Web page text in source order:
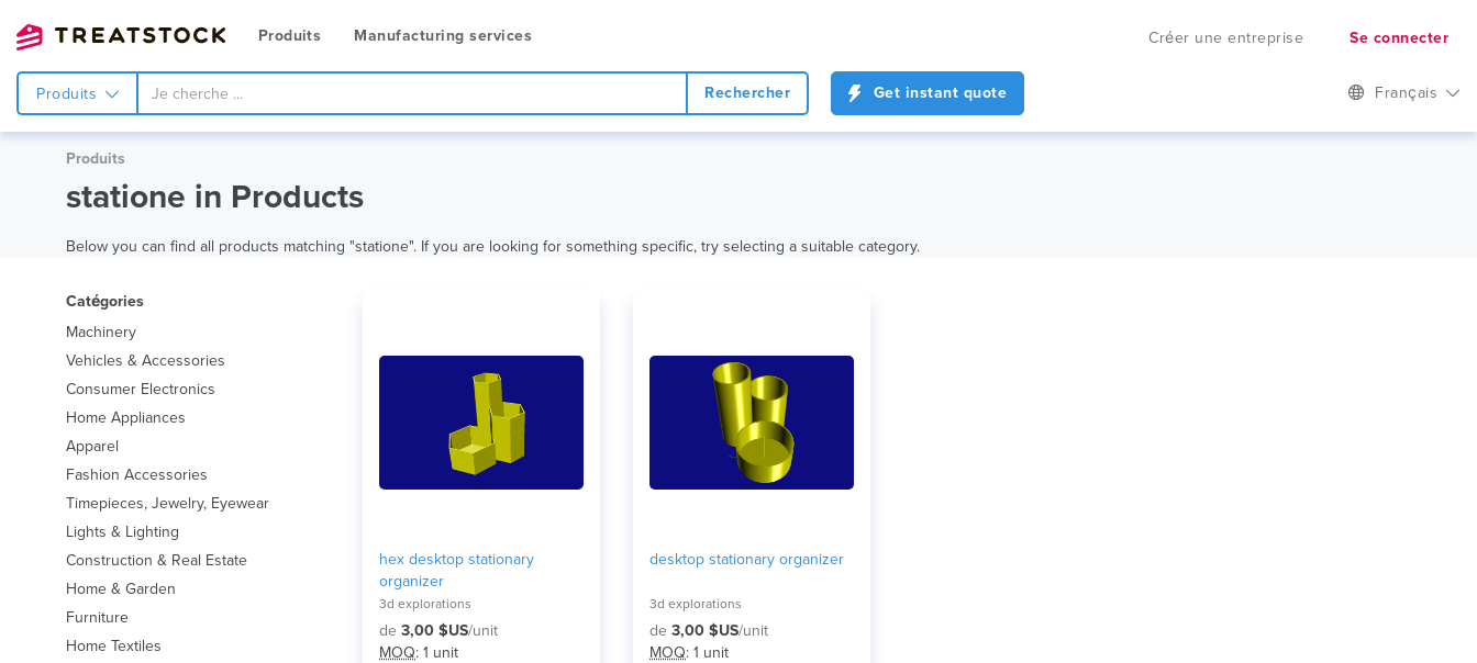
Produits Manufacturing services Créer une entreprise Se connecter
Produits Rechercher Get instant quote Français
Produits
statione in Products
Below you can find all products matching "statione". If you are looking for something specific, try selecting a suitable category.
Catégories
Machinery
Vehicles & Accessories
Consumer Electronics
Home Appliances
Apparel
Fashion Accessories
Timepieces, Jewelry, Eyewear
Lights & Lighting
Construction & Real Estate
Home & Garden
Furniture
Home Textiles
hex desktop stationary
organizer
3d explorations
de 3,00 $US/unit
MOQ: 1 unit
desktop stationary organizer
3d explorations
de 3,00 $US/unit
MOQ: 1 unit